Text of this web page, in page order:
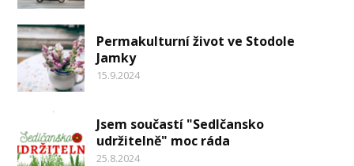
Permakulturní život ve Stodole
Jamky
15.9.2024
Jsem součastí "Sedlčansko
udržitelně" moc ráda
25.8.2024